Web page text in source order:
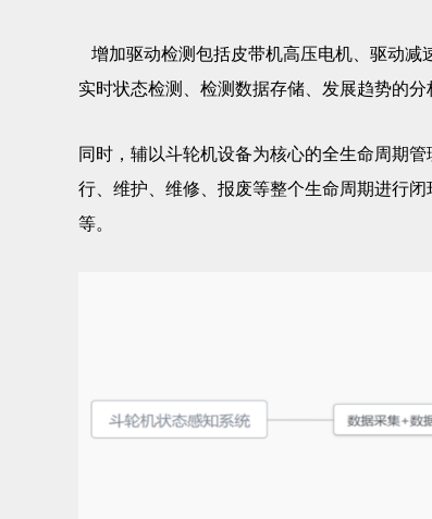
增加驱动检测包括皮带机高压电机、驱动减
实时状态检测、检测数据存储、发展趋势的分
同时，辅以斗轮机设备为核心的全生命周期
行、维护、维修、报废等整个生命周期进行
等。